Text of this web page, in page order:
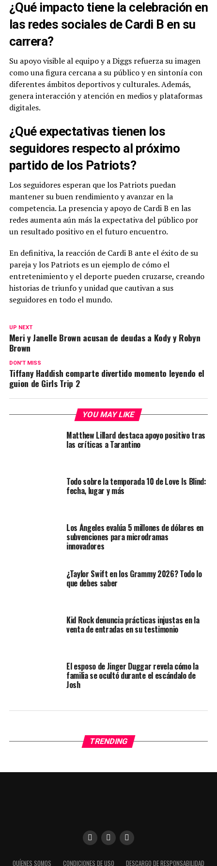
¿Qué impacto tiene la celebración en
las redes sociales de Cardi B en su
carrera?
Su apoyo visible al equipo y a Diggs refuerza su imagen
como una figura cercana a su público y en sintonía con
diferentes ámbitos deportivos y culturales. Además,
genera interacción y atención en medios y plataformas
digitales.
¿Qué expectativas tienen los
seguidores respecto al próximo
partido de los Patriots?
Los seguidores esperan que los Patriots puedan
mantener su buen rendimiento y avanzar en la
competencia. La presencia y apoyo de Cardi B en las
redes aumenta aún más la expectativa del público por
un resultado positivo en el futuro encuentro.
En definitiva, la reacción de Cardi B ante el éxito de su
pareja y los Patriots es un ejemplo de cómo el
entretenimiento y el deporte pueden cruzarse, creando
historias de triunfo y unidad que cautivan a sus
seguidores en todo el mundo.
UP NEXT
Meri y Janelle Brown acusan de deudas a Kody y Robyn
Brown
DON'T MISS
Tiffany Haddish comparte divertido momento leyendo el
guion de Girls Trip 2
YOU MAY LIKE
Matthew Lillard destaca apoyo positivo tras
las críticas a Tarantino
Todo sobre la temporada 10 de Love Is Blind:
fecha, lugar y más
Los Ángeles evalúa 5 millones de dólares en
subvenciones para microdramas
innovadores
¿Taylor Swift en los Grammy 2026? Todo lo
que debes saber
Kid Rock denuncia prácticas injustas en la
venta de entradas en su testimonio
El esposo de Jinger Duggar revela cómo la
familia se ocultó durante el escándalo de
Josh
TRENDING
QUÍENES SOMOS CONDICIONES DE USO DESCARGO DE RESPONSABILIDAD
Utilizamos cookies para darte una mejor experiencia en